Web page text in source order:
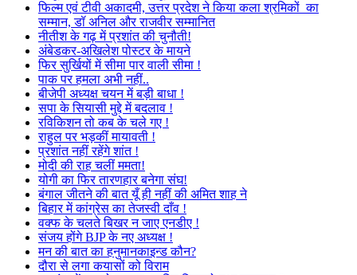
फिल्म एवं टीवी अकादमी, उत्तर प्रदेश ने किया कला श्रमिकों का
सम्मान, डॉ अनिल और राजवीर सम्मानित
नीतीश के गढ़ में प्रशांत की चुनौती!
अंबेडकर-अखिलेश पोस्टर के मायने
फिर सुर्खियों में सीमा पार वाली सीमा !
पाक पर हमला अभी नहीं..
बीजेपी अध्यक्ष चयन में बड़ी बाधा !
सपा के सियासी मुद्दे में बदलाव !
रविकिशन तो कब के चले गए !
राहुल पर भड़कीं मायावती !
प्रशांत नहीं रहेंगे शांत !
मोदी की राह चलीं ममता!
योगी का फिर तारणहार बनेगा संघ!
बंगाल जीतने की बात यूँ ही नहीं की अमित शाह ने
बिहार में कांग्रेस का तेजस्वी दाँव !
वक्फ के चलते बिखर न जाए एनडीए !
संजय होंगे BJP के नए अध्यक्ष !
मन की बात का हनुमानकाइन्ड कौन?
दौरा से लगा कयासों को विराम